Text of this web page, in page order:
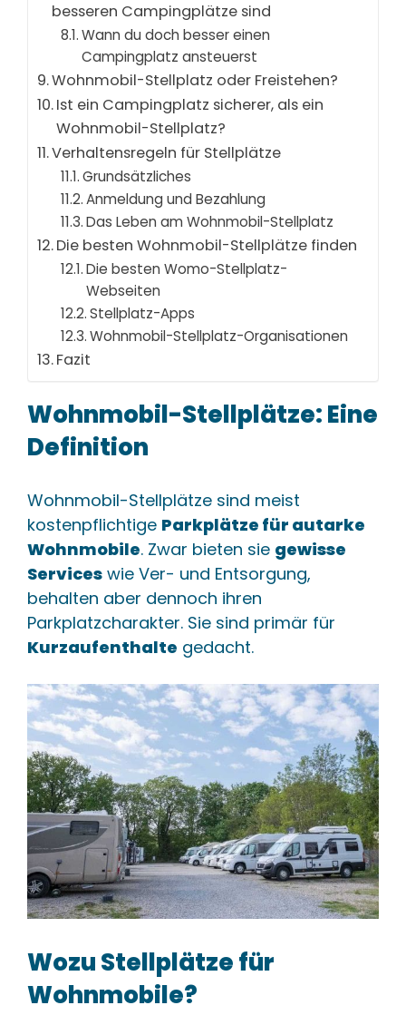
besseren Campingplätze sind
Wann du doch besser einen
Campingplatz ansteuerst
Wohnmobil-Stellplatz oder Freistehen?
Ist ein Campingplatz sicherer, als ein
Wohnmobil-Stellplatz?
Verhaltensregeln für Stellplätze
Grundsätzliches
Anmeldung und Bezahlung
Das Leben am Wohnmobil-Stellplatz
Die besten Wohnmobil-Stellplätze finden
Die besten Womo-Stellplatz-
Webseiten
Stellplatz-Apps
Wohnmobil-Stellplatz-Organisationen
Fazit
Wohnmobil-Stellplätze: Eine
Definition
Wohnmobil-Stellplätze sind meist
kostenpflichtige Parkplätze für autarke
Wohnmobile. Zwar bieten sie gewisse
Services wie Ver- und Entsorgung,
behalten aber dennoch ihren
Parkplatzcharakter. Sie sind primär für
Kurzaufenthalte gedacht.
Wozu Stellplätze für
Wohnmobile?